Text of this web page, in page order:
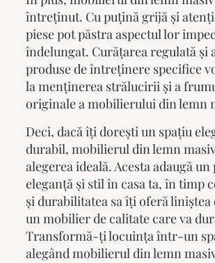
întreținut. Cu puțină grijă și
piese pot păstra aspectul lor
îndelungat. Curățarea regulată și
produse de întreținere specifice
la menținerea strălucirii și a
originale a mobilierului din lemn
Deci, dacă îți dorești un spațiu
durabil, mobilierul din lemn
alegerea ideală. Acesta adaugă un
eleganță și stil în casa ta, în timp
și durabilitatea sa îți oferă liniștea
un mobilier de calitate care va
Transformă-ți locuința într-un
alegândmobilierul din lemn